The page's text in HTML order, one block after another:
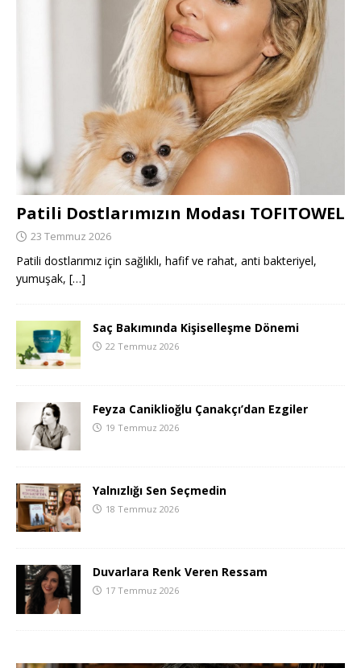
Patili Dostlarımızın Modası TOFITOWEL
23 Temmuz 2026
Patili dostlarımız için sağlıklı, hafif ve rahat, anti bakteriyel,
yumuşak, […]
Saç Bakımında Kişiselleşme Dönemi
22 Temmuz 2026
Feyza Caniklioğlu Çanakçı’dan Ezgiler
19 Temmuz 2026
Yalnızlığı Sen Seçmedin
18 Temmuz 2026
Duvarlara Renk Veren Ressam
17 Temmuz 2026